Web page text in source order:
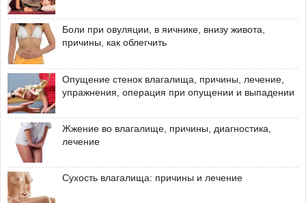
Боли при овуляции, в яичнике, внизу живота,
причины, как облегчить
Опущение стенок влагалища, причины, лечение,
упражнения, операция при опущении и выпадении
Жжение во влагалище, причины, диагностика,
лечение
Сухость влагалища: причины и лечение